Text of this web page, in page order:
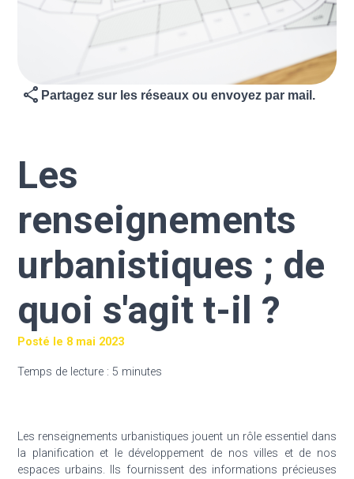
share Partagez sur les réseaux ou envoyez par mail.
Les
renseignements
urbanistiques ; de
quoi s'agit t-il ?
Posté le 8 mai 2023
Temps de lecture : 5 minutes
Les renseignements urbanistiques jouent un rôle essentiel dans
la planification et le développement de nos villes et de nos
espaces urbains. Ils fournissent des informations précieuses